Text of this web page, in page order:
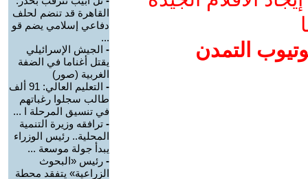
التمدن
القاهرة قد تنضم لحلف
دفاعي إسلامي يضم قو
...
- الجيش الإسرائيلي
يقتل أغناما في الضفة
الغربية (صور)
-
التعليم العالي: 91 ألف
طالب سجلوا رغباتهم
في تنسيق المرحلة ا ...
- ترافقه وزيرة التنمية
المحلية.. رئيس الوزراء
يبدأ جولة موسعة ...
- رئيس «البحوث
الزراعية» يتفقد محطة